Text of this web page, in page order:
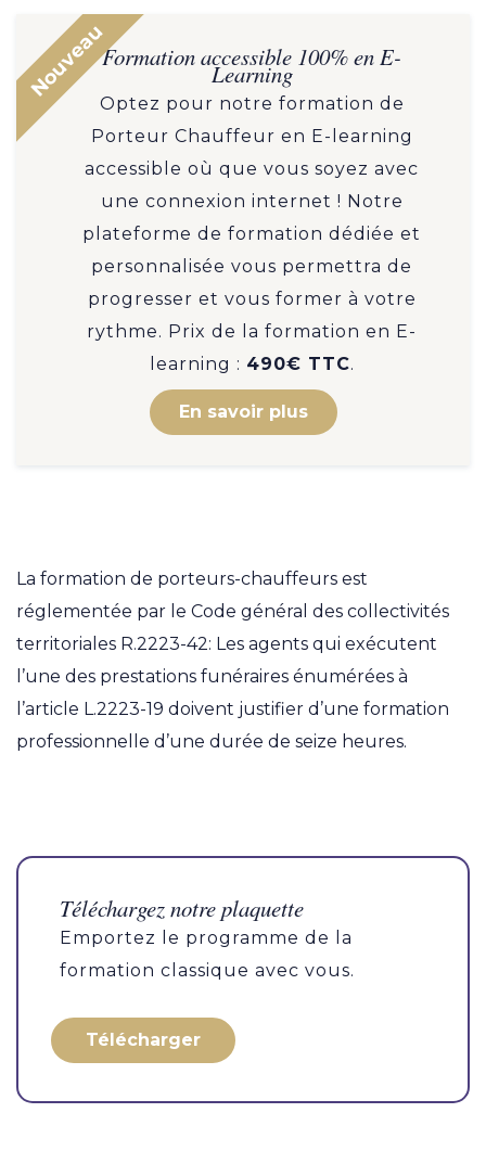
NouveauFormation accessible 100% en E-
Learning
Optez pour notre formation de
Porteur Chauffeur en E-learning
accessible où que vous soyez avec
une connexion internet ! Notre
plateforme de formation dédiée et
personnalisée vous permettra de
progresser et vous former à votre
rythme. Prix de la formation en E-
learning : 490€ TTC.
En savoir plus
Présentation de la
La formation de porteurs-chauffeurs est
réglementée par le Code général des collectivités
territoriales R.2223-42: Les agents qui exécutent
l’une des prestations funéraires énumérées à
l’article L.2223-19 doivent justifier d’une formation
professionnelle d’une durée de seize heures.
Téléchargez notre plaquette
Emportez le programme de la
formation classique avec vous.
Télécharger